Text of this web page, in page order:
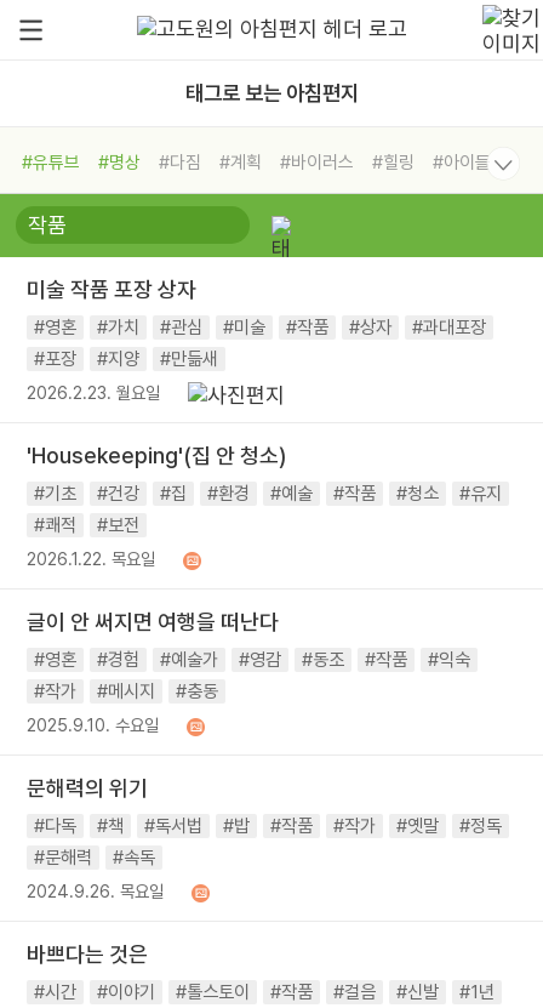
태그로 보는 아침편지
#유튜브 #명상 #다짐 #계획 #바이러스 #힐링
#아이들
#비전캠프
#독서캠프 #삶
#희망
#나눔 #친구 #링컨학교
#독서
#건강 #면역력
미술 작품 포장 상자
#영혼 #가치 #관심 #미술 #작품 #상자
#과대포장
#포장
#지양 #만듦새
2026.2.23. 월요일
'Housekeeping'(집 안 청소)
#기초 #건강 #집 #환경 #예술 #작품 #청소
#유지
#쾌적
#보전
2026.1.22. 목요일
글이 안 써지면 여행을 떠난다
#영혼 #경험 #예술가 #영감 #동조 #작품
#익숙
#작가
#메시지 #충동
2025.9.10. 수요일
문해력의 위기
#다독 #책 #독서법 #밥 #작품 #작가 #옛말
#정독
#문해력
#속독
2024.9.26. 목요일
바쁘다는 것은
#시간 #이야기 #톨스토이 #작품 #걸음 #신발
#1년